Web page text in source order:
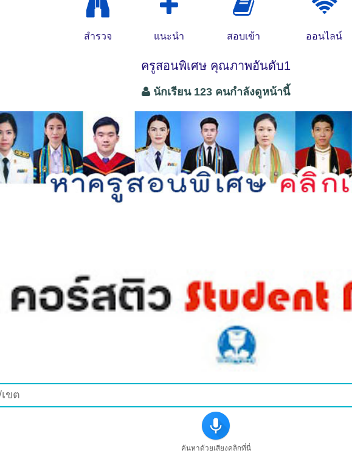
สำรวจ แนะนำ สอบเข้า ออนไลน์
ครูสอนพิเศษ คุณภาพอันดับ1
นักเรียน 123 คนกำลังดูหน้านี้
ค้นหาด้วยเสียงคลิกที่นี่